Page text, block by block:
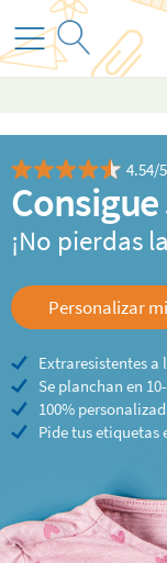
4.54/
Consigue
¡No pierdas
Personalizar
Extraresistentes a
Se planchan en
100%
Pide tus etiquetas